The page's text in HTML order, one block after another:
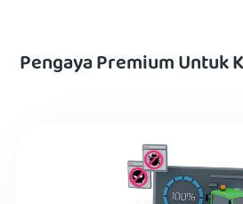
Pengaya Premium Untuk